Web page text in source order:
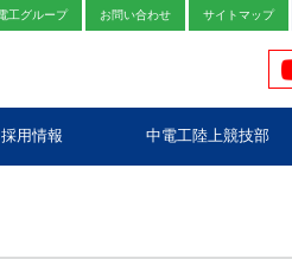
採用情報 中電工陸上競技部
工グループ お問い合わせ サイトマップ